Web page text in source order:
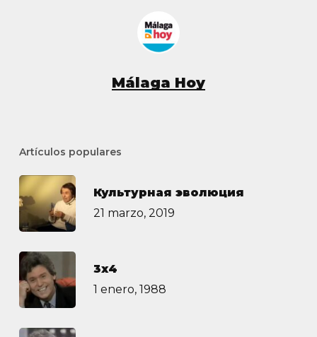
Málaga Hoy
Artículos populares
Культурная эволюция
21 marzo, 2019
3х4
1 enero, 1988